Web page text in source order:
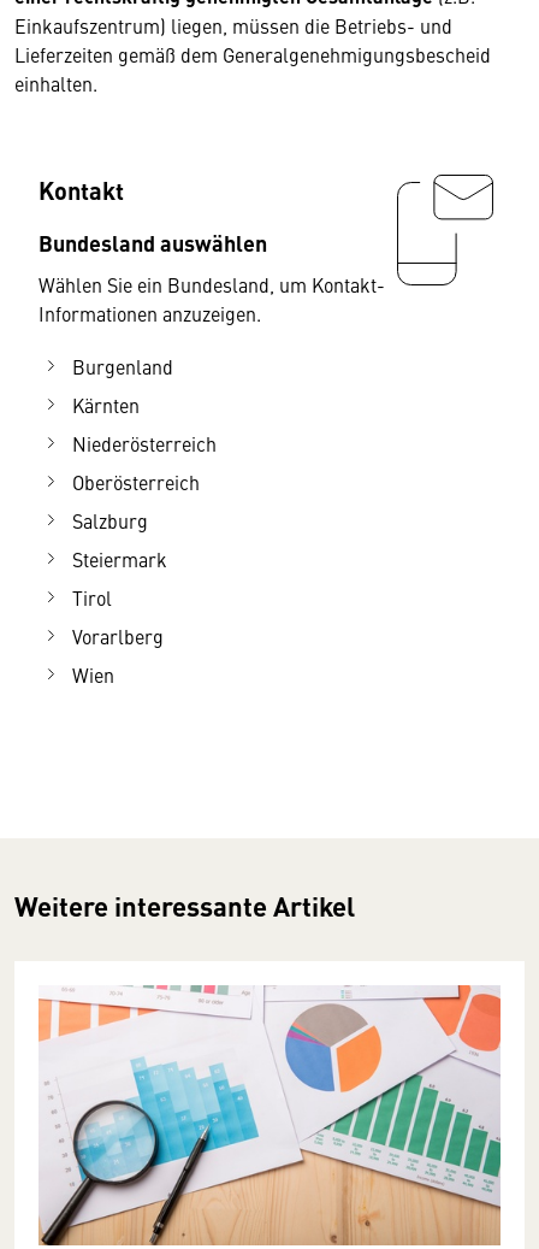
Einkaufszentrum) liegen, müssen die Betriebs- und
Lieferzeiten gemäß dem Generalgenehmigungsbescheid
einhalten.
Kontakt
Bundesland auswählen
Wählen Sie ein Bundesland, um Kontakt-
Informationen anzuzeigen.
Burgenland
Kärnten
Niederösterreich
Oberösterreich
Salzburg
Steiermark
Tirol
Vorarlberg
Wien
Weitere interessante Artikel